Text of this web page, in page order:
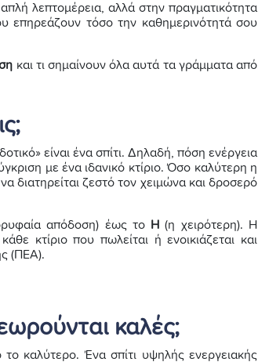
λεπτομέρεια, αλλά στην πραγματικότητα
επηρεάζουν τόσο την καθημερινότητά σου
και τι σημαίνουν όλα αυτά τα γράμματα από
είναι ένα σπίτι. Δηλαδή, πόση ενέργεια
με ένα ιδανικό κτίριο. Όσο καλύτερη η
διατηρείται ζεστό τον χειμώνα και δροσερό
απόδοση) έως τοΗ (η χειρότερη). Η
κτίριο που πωλείται ή ενοικιάζεται και
(ΠΕΑ).
καλές;
καλύτερο. Ένα σπίτι υψηλής ενεργειακής